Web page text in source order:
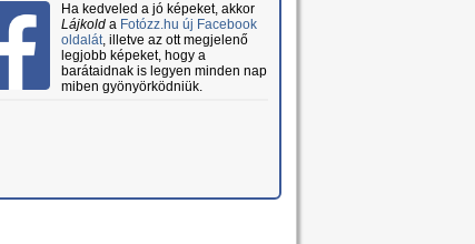
Ha kedveled a jó képeket, akkor
Lájkolda Fotózz.hu új Facebook
oldalát, illetve az ott megjelenő
legjobb képeket, hogy a
barátaidnak is legyen minden nap
miben gyönyörködniük.